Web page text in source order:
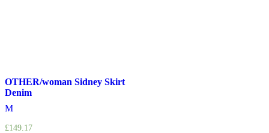
OTHER/woman Sidney Skirt
Denim
M
£149.17